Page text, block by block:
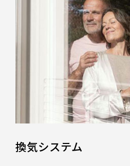
換気システム